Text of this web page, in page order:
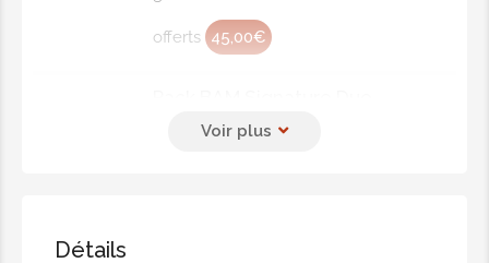
offerts 45,00€
Détails